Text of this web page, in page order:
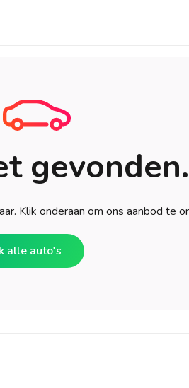
gevonden.
Klik onderaan om ons aanbod te
alle auto's